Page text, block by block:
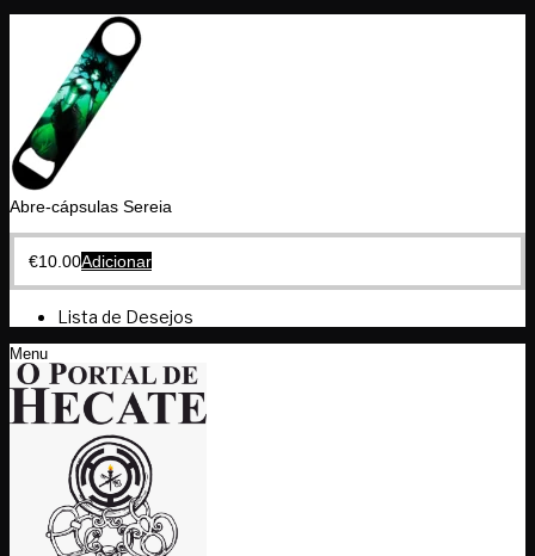
Abre-cápsulas Sereia
€10.00Adicionar
Lista de Desejos
Menu